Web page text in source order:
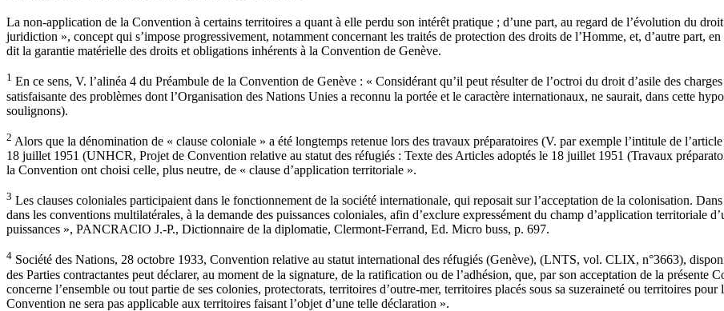
La non-application de la Convention à certains territoires a quant à elle perdu son intérêt pratique ; d’une part, au regard de l’évolution du
juridiction », concept qui s’impose progressivement, notamment concernant les traités de protection des droits de l’Homme, et, d’autre part,
dit la garantie matérielle des droits et obligations inhérents à la Convention de Genève.
1 En ce sens, V. l’alinéa 4 du Préambule de la Convention de Genève : « Considérant qu’il peut résulter de l’octroi du droit d’asile des
satisfaisante des problèmes dont l’Organisation des Nations Unies a reconnu la portée et le caractère internationaux, ne saurait, dans cette
soulignons).
2 Alors que la dénomination de « clause coloniale » a été longtemps retenue lors des travaux préparatoires (V. par exemple l’intitule de
18 juillet 1951 (UNHCR, Projet de Convention relative au statut des réfugiés : Texte des Articles adoptés le 18 juillet 1951 (Travaux
la Convention ont choisi celle, plus neutre, de « clause d’application territoriale ».
3 Les clauses coloniales participaient dans le fonctionnement de la société internationale, qui reposait sur l’acceptation de la colonisation.
dans les conventions multilatérales, à la demande des puissances coloniales, afin d’exclure expressément du champ d’application territoriale
puissances », PANCRACIO J.-P., Dictionnaire de la diplomatie, Clermont-Ferrand, Ed. Micro buss, p. 697.
4 Société des Nations, 28 octobre 1933, Convention relative au statut international des réfugiés (Genève), (LNTS, vol. CLIX, n°3663),
des Parties contractantes peut déclarer, au moment de la signature, de la ratification ou de l’adhésion, que, par son acceptation de la présente
concerne l’ensemble ou tout partie de ses colonies, protectorats, territoires d’outre-mer, territoires placés sous sa suzeraineté ou territoires
Convention ne sera pas applicable aux territoires faisant l’objet d’une telle déclaration ».